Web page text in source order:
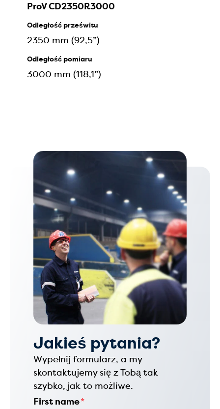
ProV CD2350R3000
Odległość prześwitu
2350 mm (92,5”)
Odległość pomiaru
3000 mm (118,1”)
Jakieś pytania?
Wypełnij formularz, a my
skontaktujemy się z Tobą tak
szybko, jak to możliwe.
First name*